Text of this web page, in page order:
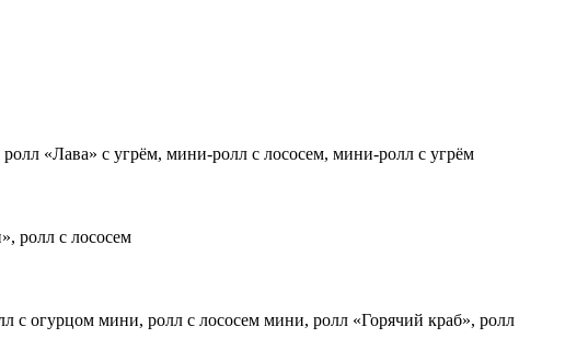
«Лава» с угрём, мини-ролл с лососем, мини-ролл с угрём
ролл с лососем
с огурцом мини, ролл с лососем мини, ролл «Горячий краб», ролл